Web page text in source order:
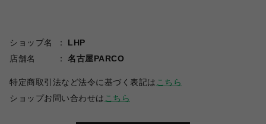
ショップ名
LHP
店舗名
名古屋PARCO
特定商取引法など法令に基づく表記は こちら
ショップお問い合わせは こちら